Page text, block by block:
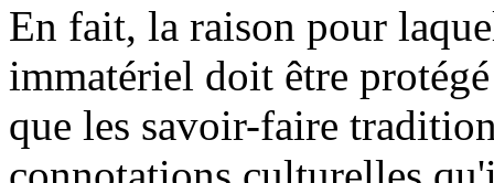
En fait, la raison pour
immatériel doit être
que les savoir-faire